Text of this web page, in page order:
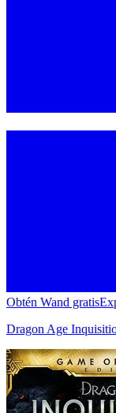
Obtén Wand gratis
Dragon Age